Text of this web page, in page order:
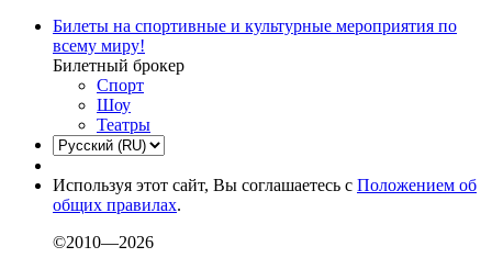
Билеты на спортивные и культурные мероприятия по
всему миру!
Билетный брокер
Спорт
Шоу
Театры
Используя этот сайт, Вы соглашаетесь с Положением об
общих правилах.
©2010—2026